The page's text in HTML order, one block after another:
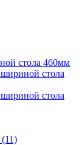
стола 460мм
стола
стола